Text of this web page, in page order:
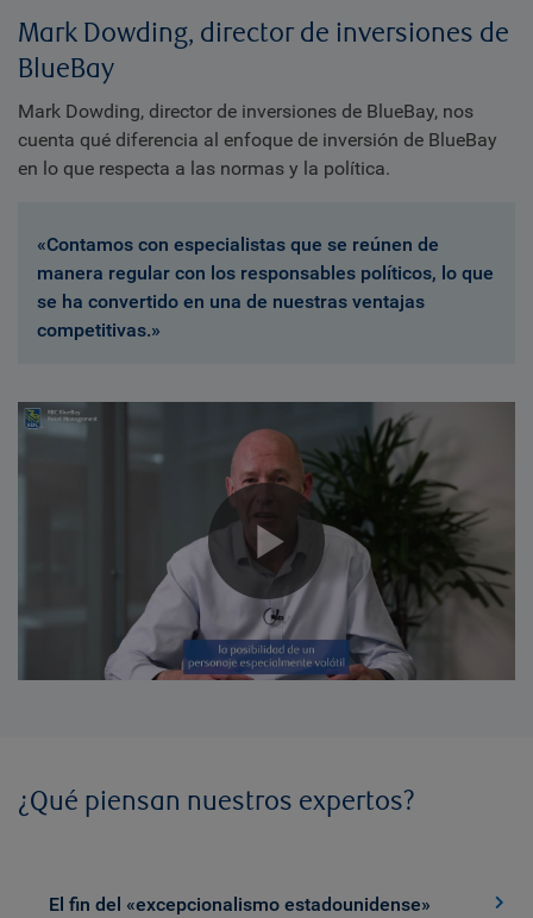
Mark Dowding, director de inversiones de
BlueBay
Mark Dowding, director de inversiones de BlueBay, nos
cuenta qué diferencia al enfoque de inversión de BlueBay
en lo que respecta a las normas y la política.
«Contamos con especialistas que se reúnen de
manera regular con los responsables políticos, lo que
se ha convertido en una de nuestras ventajas
competitivas.»
Play
¿Qué piensan nuestros expertos?
El fin del «excepcionalismo estadounidense»